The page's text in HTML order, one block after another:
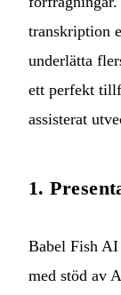
transkription
underlätta
ett perfekt
assisterat
1.
Babel Fish
med stöd av